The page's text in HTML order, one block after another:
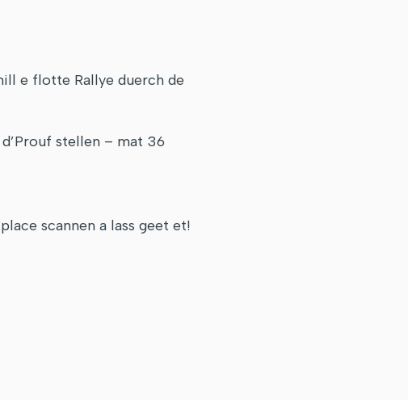
e flotte Rallye duerch de
stellen – mat 36
scannen a lass geet et!